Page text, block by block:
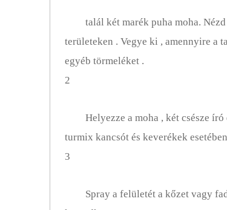
Zöldségeskert
talál két marék puha moha.
területeken . Vegye ki , amennyire a
egyéb törmeléket .
2
Helyezze a moha , két csésze
turmix kancsót és keverékek
3
Spray a felületét a kőzet vagy